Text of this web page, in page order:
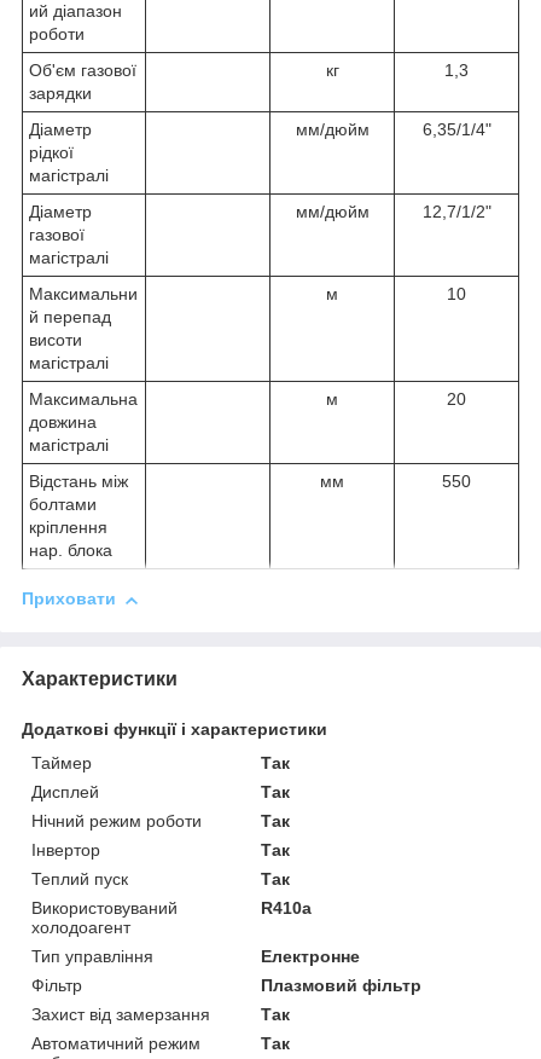
ий діапазон
роботи
Об'єм газової
зарядки
кг 1,3
Діаметр
рідкої
магістралі
мм/дюйм 6,35/1/4"
Діаметр
газової
магістралі
мм/дюйм 12,7/1/2"
Максимальни
й перепад
висоти
магістралі
м 10
Максимальна
довжина
магістралі
м 20
Відстань між
болтами
кріплення
нар. блока
мм 550
Приховати
Характеристики
Додаткові функції і характеристики
Таймер
Так
Дисплей
Так
Нічний режим роботи
Так
Інвертор
Так
Теплий пуск
Так
Використовуваний
холодоагент
R410a
Тип управління
Електронне
Фільтр
Плазмовий фільтр
Захист від замерзання
Так
Автоматичний режим
Так